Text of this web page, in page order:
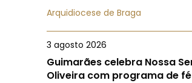
Arquidiocese de Braga
3 agosto 2026
Guimarães celebra Nossa
Oliveira com programa de